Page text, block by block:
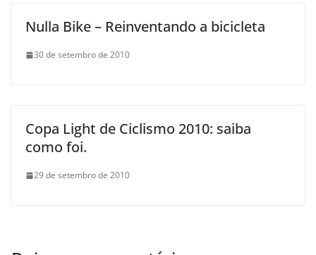
Nulla Bike – Reinventando a bicicleta
30 de setembro de 2010
Copa Light de Ciclismo 2010: saiba
como foi.
29 de setembro de 2010